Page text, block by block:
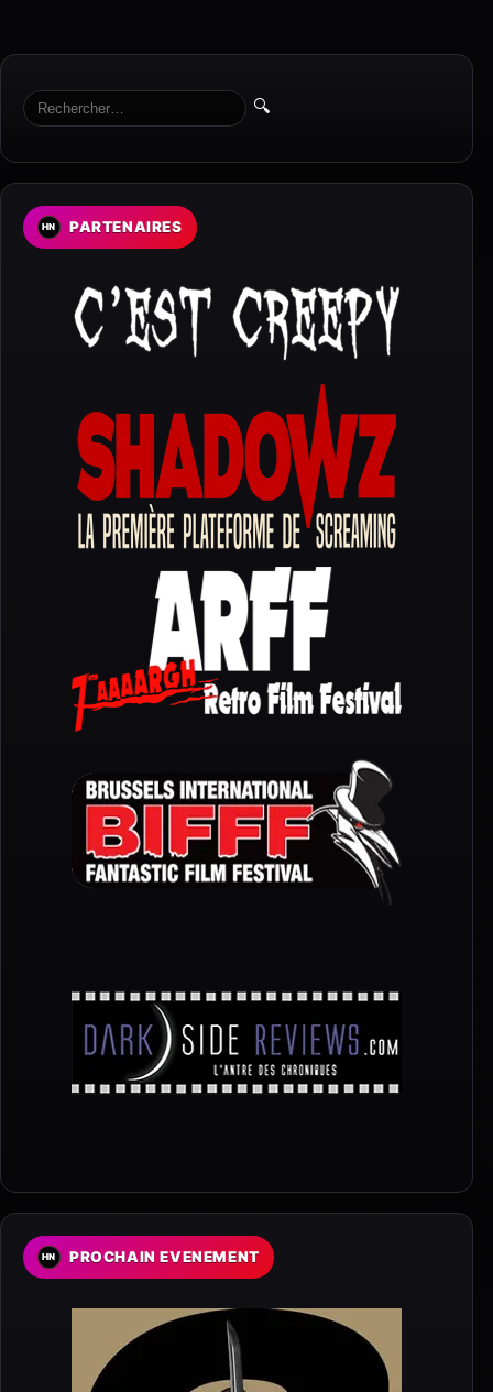
🔍
PARTENAIRES
PROCHAIN EVENEMENT